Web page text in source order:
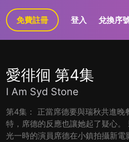
免費註冊 登入 兌換序
愛徘徊 第4集
I Am Syd Stone
第4集： 正當席德要與瑞秋共進晚
特，席德的反應也讓她起了疑心。
光一時的演員席德在小鎮拍攝新電